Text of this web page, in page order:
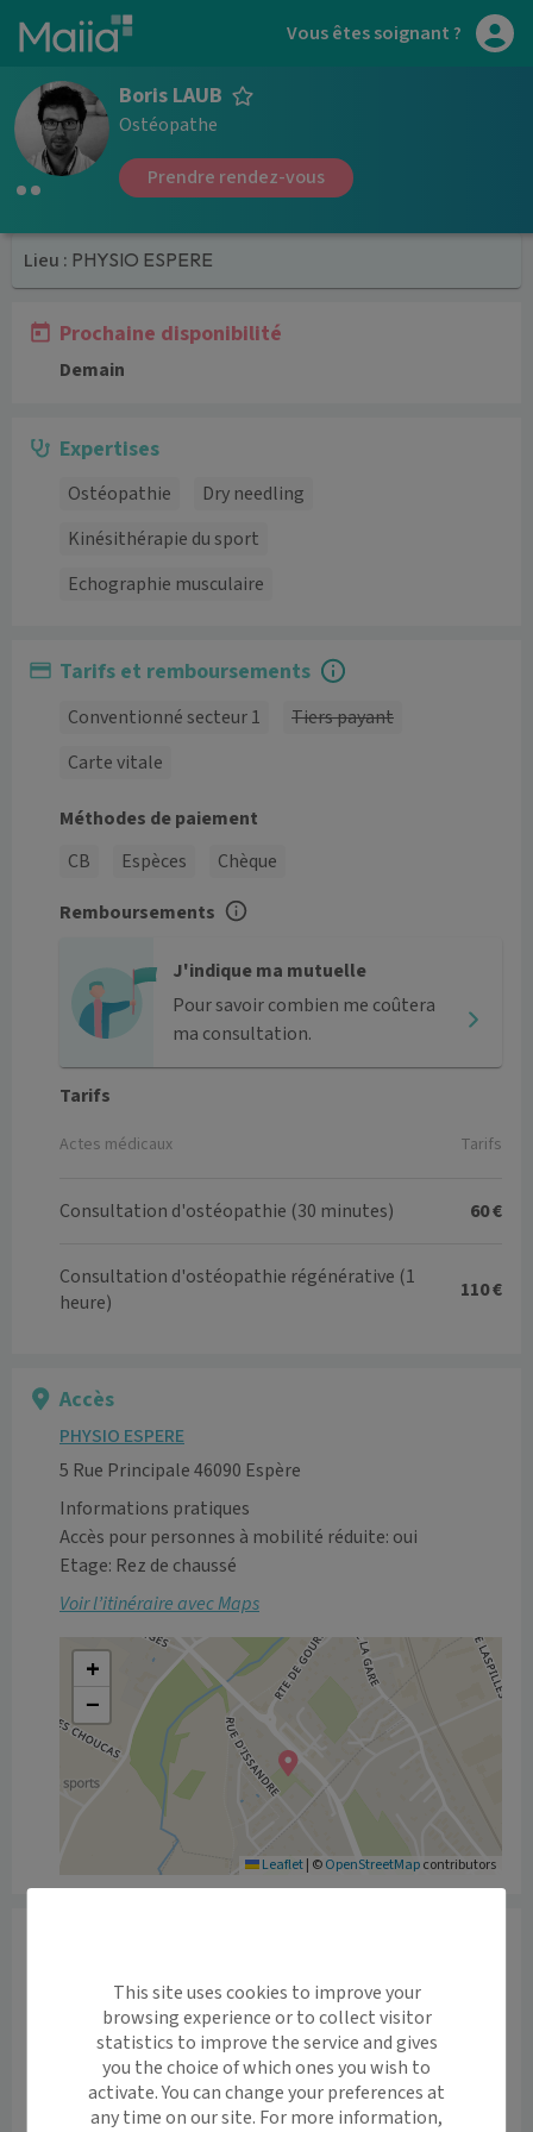
Aller au contenu principal Vous êtes soignant ?
Boris LAUB
Ostéopathe
Prendre rendez-vous
Lieu : PHYSIO ESPERE
Prochaine disponibilité
Demain
Expertises
Ostéopathie
Dry needling
Kinésithérapie du sport
Echographie musculaire
Tarifs et remboursements
Conventionné secteur 1
Tiers payant
Carte vitale
Méthodes de paiement
CB
Espèces
Chèque
Remboursements
J'indique ma mutuelle
Pour savoir combien me coûtera
ma consultation.
Tarifs
Actes médicaux Tarifs
Consultation d'ostéopathie (30 minutes) 60 €
Consultation d'ostéopathie régénérative (1
heure)
110 €
Accès
PHYSIO ESPERE
5 Rue Principale 46090 Espère
Informations pratiques
Accès pour personnes à mobilité réduite: oui
Etage: Rez de chaussé
Voir l’itinéraire avec Maps
+
−
Leaflet| ©OpenStreetMapcontributors
recours à l'ostéopathie très tôt, et c'est à ces
nombreuses occasions que je me suis rendu compte
des biens faits et de l'efficacité de cette thérapie.
C'est pour cette raison que lorsque j'ai eu à faire mon
This site uses cookies to improve your
browsing experience or to collect visitor
statistics to improve the service and gives
you the choice of which ones you wish to
activate. You can change your preferences at
any time on our site. For more information,